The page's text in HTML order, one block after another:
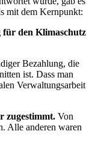
mit dem Kernpunkt:
für den Klimaschutz
Bezahlung, die
ist. Dass man
Verwaltungsarbeit
zugestimmt. Von
Alle anderen waren